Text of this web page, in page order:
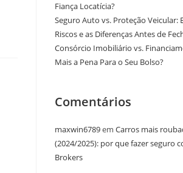
Fiança Locatícia?
Seguro Auto vs. Proteção Veicular:
Riscos e as Diferenças Antes de
Consórcio Imobiliário vs.
Mais a Pena Para o Seu Bolso?
Comentários
maxwin6789em Carros mais
(2024/2025): por que fazer seguro
Brokers